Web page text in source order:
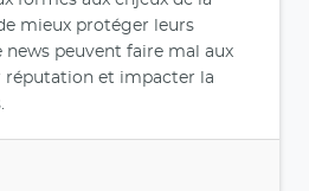
mieux protéger leurs
news peuvent faire mal aux
réputation et impacter la